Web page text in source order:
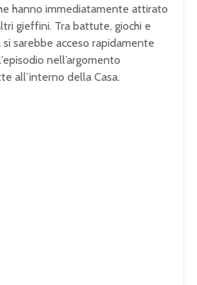
hanno immediatamente attirato
gieffini. Tra battute, giochi e
sarebbe acceso rapidamente
nell’argomento
all’interno della Casa.